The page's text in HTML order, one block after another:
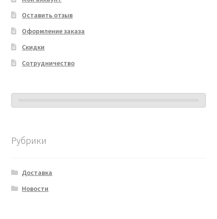
Оставить отзыв
Оформление заказа
Скидки
Сотрудничество
Рубрики
Доставка
Новости